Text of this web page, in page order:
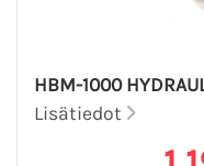
HBM-1000
Lisätiedot